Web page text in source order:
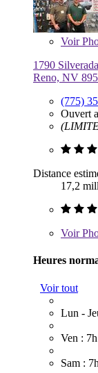
Voir
1790
Reno, NV
(775)
Ouvert
Distance
17,2
Voir
Heures
Voir tout
Lun -
Ven :
Sam :